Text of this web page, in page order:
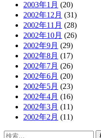
2003年1月 (20)
2002年12月 (31)
2002年11月 (28)
2002年10月 (26)
2002年9月 (29)
2002年8月 (17)
2002年7月 (26)
2002年6月 (20)
2002年5月 (23)
2002年4月 (16)
2002年3月 (11)
2002年2月 (11)
検